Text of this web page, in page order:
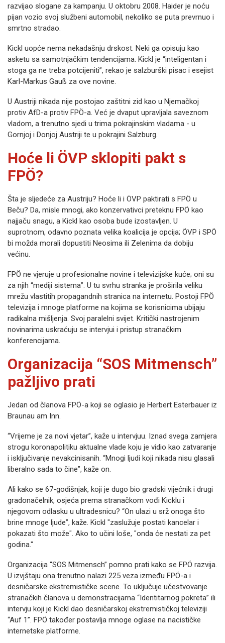
razvijao slogane za kampanju. U oktobru 2008. Haider je noću
pijan vozio svoj službeni automobil, nekoliko se puta prevrnuo i
smrtno stradao.
Kickl uopće nema nekadašnju drskost. Neki ga opisuju kao
asketu sa samotnjačkim tendencijama. Kickl je “inteligentan i
stoga ga ne treba potcijeniti”, rekao je salzburški pisac i esejist
Karl-Markus Gauß za ove novine.
U Austriji nikada nije postojao zaštitni zid kao u Njemačkoj
protiv AfD-a protiv FPÖ-a. Već je dvaput upravljala saveznom
vladom, a trenutno sjedi u trima pokrajinskim vladama - u
Gornjoj i Donjoj Austriji te u pokrajini Salzburg.
Hoće li ÖVP sklopiti pakt s
FPÖ?
Šta je sljedeće za Austriju? Hoće li i ÖVP paktirati s FPÖ u
Beču? Da, misle mnogi, ako konzervativci preteknu FPÖ kao
najjaču snagu, a Kickl kao osoba bude izostavljen. U
suprotnom, odavno poznata velika koalicija je opcija; ÖVP i SPÖ
bi možda morali dopustiti Neosima ili Zelenima da dobiju
većinu.
FPÖ ne vjeruje u profesionalne novine i televizijske kuće; oni su
za njih “mediji sistema”. U tu svrhu stranka je proširila veliku
mrežu vlastitih propagandnih stranica na internetu. Postoji FPÖ
televizija i mnoge platforme na kojima se korisnicima ubijaju
radikalna mišljenja. Svoj paralelni svijet. Kritički nastrojenim
novinarima uskraćuju se intervjui i pristup stranačkim
konferencijama.
Organizacija “SOS Mitmensch”
pažljivo prati
Jedan od članova FPÖ-a koji se oglasio je Herbert Esterbauer iz
Braunau am Inn.
“Vrijeme je za novi vjetar”, kaže u intervjuu. Iznad svega zamjera
strogu koronapolitiku aktualne vlade koju je vidio kao zatvaranje
i isključivanje nevakcinisanih. “Mnogi ljudi koji nikada nisu glasali
liberalno sada to čine”, kaže on.
Ali kako se 67-godišnjak, koji je dugo bio gradski vijećnik i drugi
gradonačelnik, osjeća prema stranačkom vođi Kicklu i
njegovom odlasku u ultradesnicu? “On ulazi u srž onoga što
brine mnoge ljude”, kaže. Kickl "zaslužuje postati kancelar i
pokazati što može". Ako to učini loše, "onda će nestati za pet
godina."
Organizacija “SOS Mitmensch” pomno prati kako se FPÖ razvija.
U izvjštaju ona trenutno nalazi 225 veza između FPÖ-a i
desničarske ekstremističke scene. To uključuje učestvovanje
stranačkih članova u demonstracijama “Identitarnog pokreta” ili
intervju koji je Kickl dao desničarskoj ekstremističkoj televiziji
“Auf 1”. FPÖ također postavlja mnoge oglase na nacističke
internetske platforme.